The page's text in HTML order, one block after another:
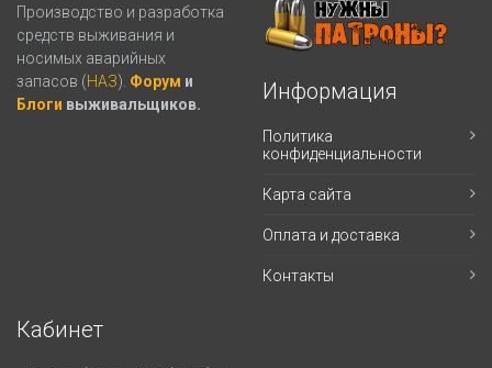
Производство и разработка
средств выживания и
носимых аварийных
запасов (НАЗ). Форум и
Блоги выживальщиков.
Информация
Политика
конфиденциальности
Карта сайта
Оплата и доставка
Контакты
Кабинет